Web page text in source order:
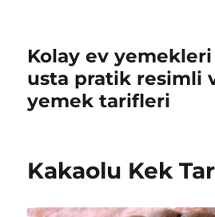
Kolay ev
usta pratik resimli
yemek tarifleri
Kakaolu Kek